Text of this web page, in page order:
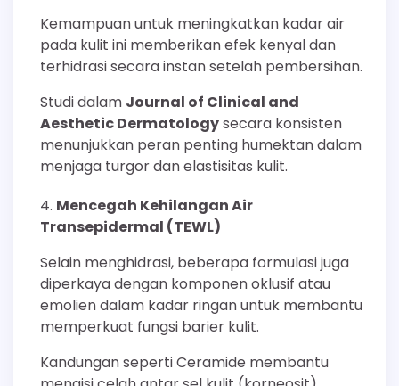
Kemampuan untuk meningkatkan kadar air
pada kulit ini memberikan efek kenyal dan
terhidrasi secara instan setelah pembersihan.
Studi dalam Journal of Clinical and
Aesthetic Dermatologysecara konsisten
menunjukkan peran penting humektan dalam
menjaga turgor dan elastisitas kulit.
Mencegah Kehilangan Air
Transepidermal (TEWL)
Selain menghidrasi, beberapa formulasi juga
diperkaya dengan komponen oklusif atau
emolien dalam kadar ringan untuk membantu
memperkuat fungsi barier kulit.
Kandungan seperti Ceramide membantu